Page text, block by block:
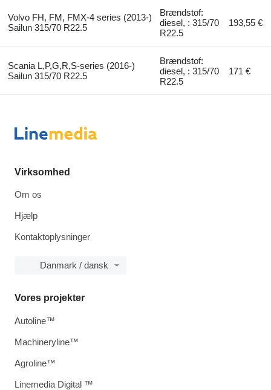
Volvo FH, FM, FMX-4 series (2013-)
Sailun 315/70 R22.5
Brændstof:
diesel, : 315/70
R22.5
193,55 €
Scania L,P,G,R,S-series (2016-)
Sailun 315/70 R22.5
Brændstof:
diesel, : 315/70
R22.5
171 €
Virksomhed
Om os
Hjælp
Kontaktoplysninger
Danmark / dansk
Vores projekter
Autoline™
Machineryline™
Agroline™
Linemedia Digital ™